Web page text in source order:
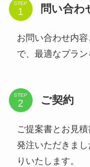
STEP 問い合わ
お問い合わせ内
で、最適なプラン
STEP ご契約
ご提案書とお見
発注いただきま
りいたします。